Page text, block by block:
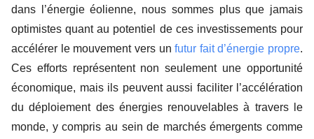
dans l’énergie éolienne, nous sommes plus que jamais
optimistes quant au potentiel de ces investissements pour
accélérer le mouvement vers unfutur fait d’énergie propre.
Ces efforts représentent non seulement une opportunité
économique, mais ils peuvent aussi faciliter l’accélération
du déploiement des énergies renouvelables à travers le
monde, y compris au sein de marchés émergents comme